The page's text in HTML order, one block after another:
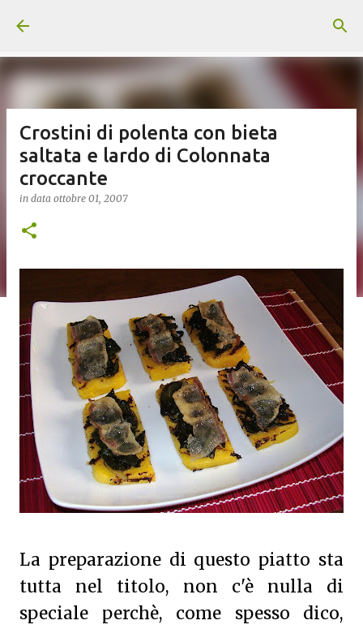
Crostini di polenta con bieta
saltata e lardo di Colonnata
croccante
in data ottobre 01, 2007
La preparazione di questo piatto sta
tutta nel titolo, non c'è nulla di
speciale perchè, come spesso dico,